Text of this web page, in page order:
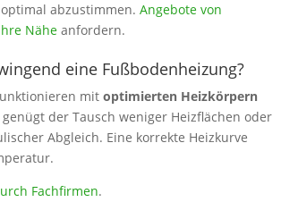
abzustimmen. Angebote von
Nähe anfordern.
eine Fußbodenheizung?
mit optimierten Heizkörpern
der Tausch weniger Heizflächen oder
Abgleich. Eine korrekte Heizkurve
Fachfirmen.